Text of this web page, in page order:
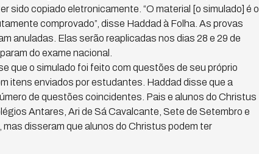
sido copiado eletronicamente. “O material [o simulado] é o
comprovado”, disse Haddad à Folha. As provas
anuladas. Elas serão reaplicadas nos dias 28 e 29 de
do exame nacional.
que o simulado foi feito com questões de seu próprio
itens enviados por estudantes. Haddad disse que a
de questões coincidentes. Pais e alunos do Christus
Antares, Ari de Sá Cavalcante, Sete de Setembro e
disseram que alunos do Christus podem ter